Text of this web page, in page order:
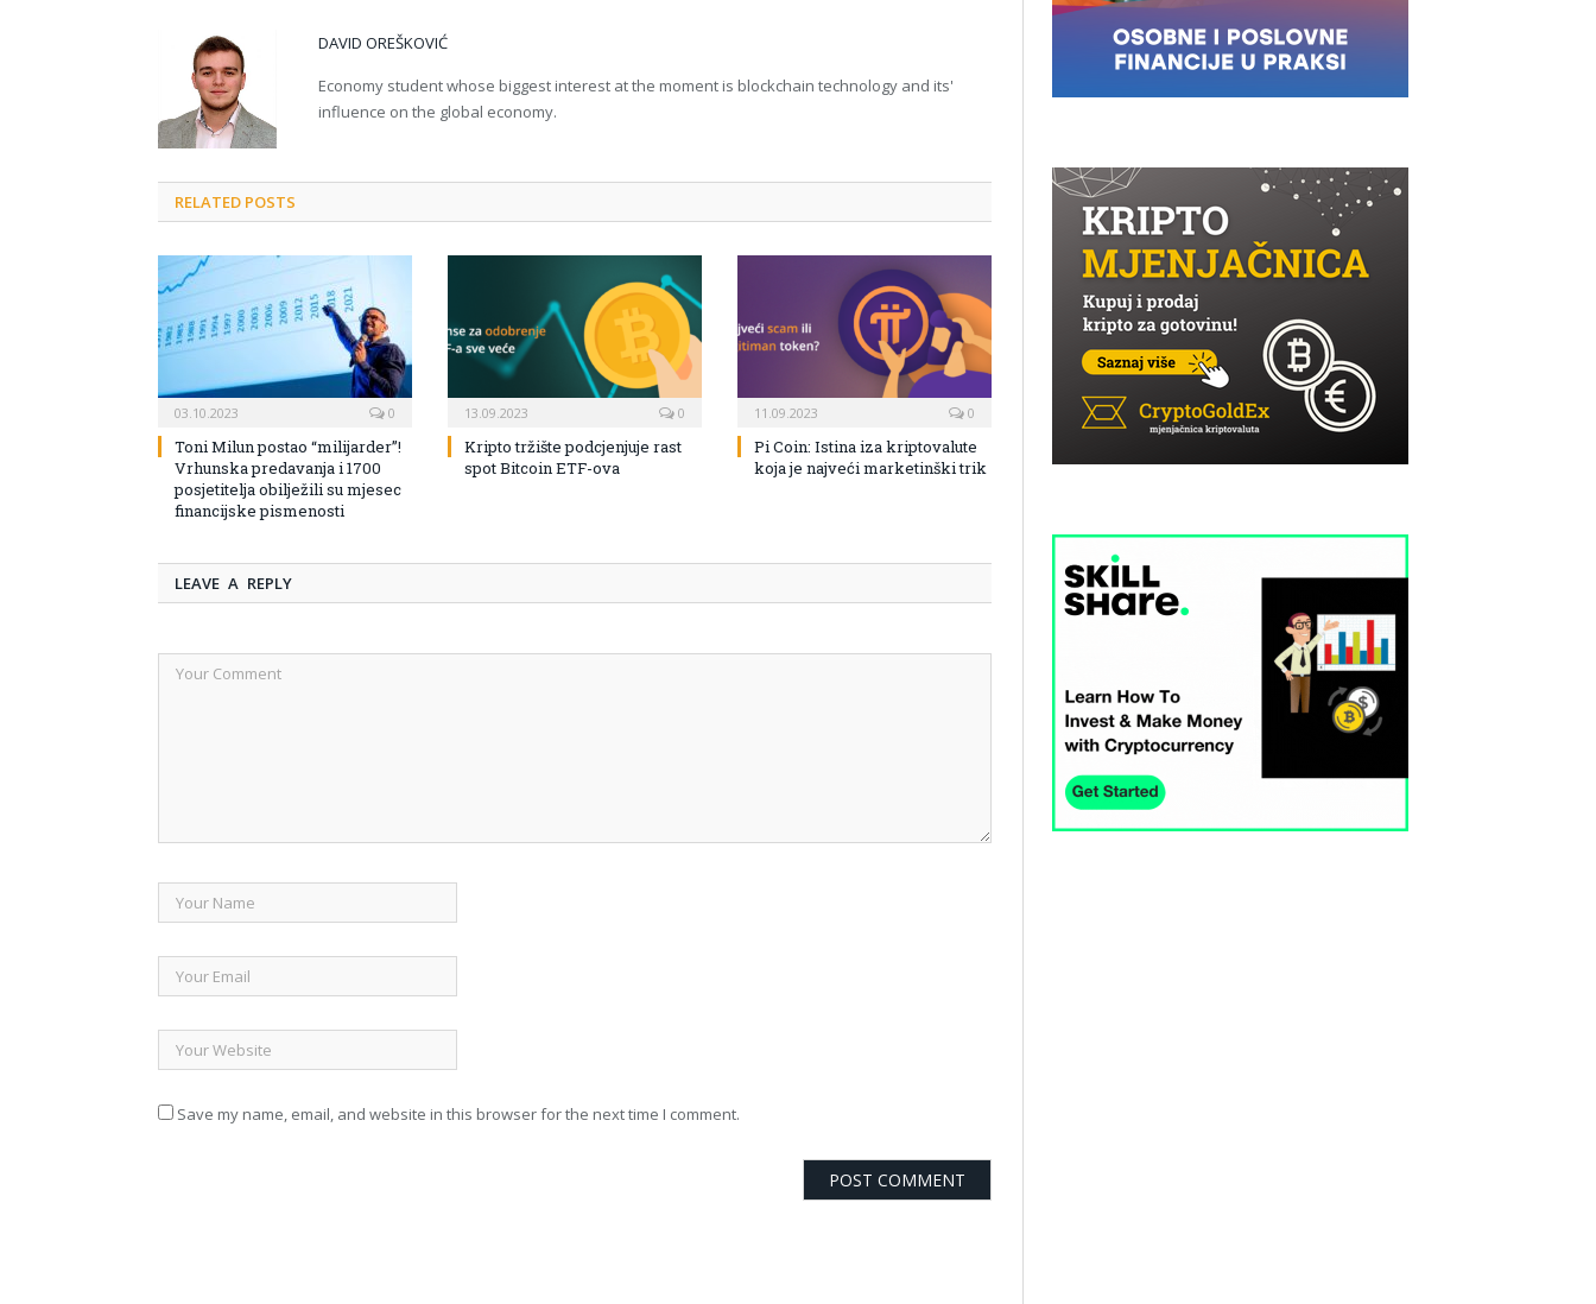
DAVID OREŠKOVIĆ
Economy student whose biggest interest at the moment is blockchain technology and its'
influence on the global economy.
RELATED POSTS
03.10.2023 0
Toni Milun postao “milijarder”!
Vrhunska predavanja i 1700
posjetitelja obilježili su mjesec
financijske pismenosti
13.09.2023 0
Kripto tržište podcjenjuje rast
spot Bitcoin ETF-ova
11.09.2023 0
Pi Coin: Istina iza kriptovalute
koja je najveći marketinški trik
LEAVE A REPLY
Save my name, email, and website in this browser for the next time I comment.